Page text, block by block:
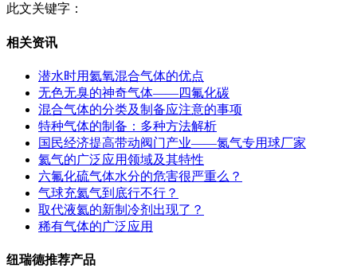
此文关键字：
相关资讯
潜水时用氦氧混合气体的优点
无色无臭的神奇气体——四氟化碳
混合气体的分类及制备应注意的事项
特种气体的制备：多种方法解析
国民经济提高带动阀门产业——氮气专用球厂家
氦气的广泛应用领域及其特性
六氟化硫气体水分的危害很严重么？
气球充氦气到底行不行？
取代液氦的新制冷剂出现了？
稀有气体的广泛应用
纽瑞德推荐产品